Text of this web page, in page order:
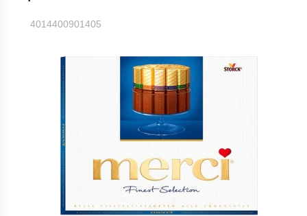
4014400901405